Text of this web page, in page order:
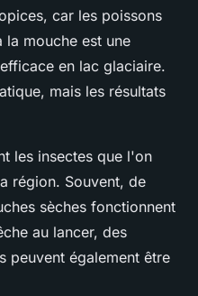
car les poissons
la mouche est une
en lac glaciaire.
mais les résultats
les insectes que l'on
région. Souvent, de
sèches fonctionnent
au lancer, des
peuvent également être